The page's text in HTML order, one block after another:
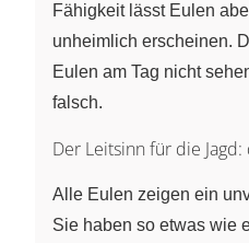
Fähigkeit lässt Eulen
unheimlich erscheinen.
Eulen am Tag nicht
falsch.
Der Leitsinn für die
Alle Eulen zeigen ein
Sie haben so etwas wie